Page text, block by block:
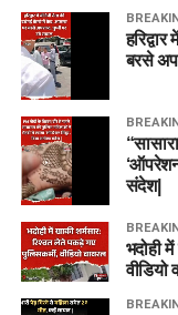
बरसे
संदेश|
भदोही
वीडियो